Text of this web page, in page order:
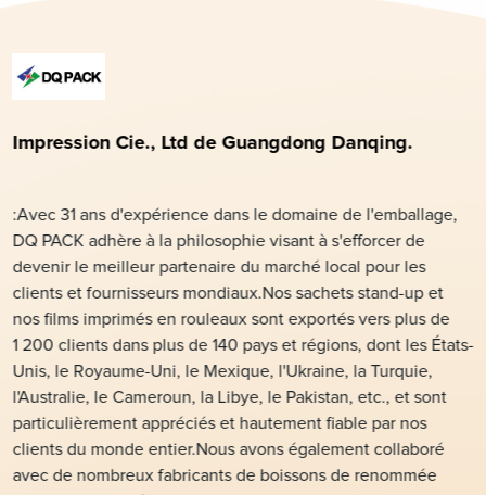
Impression Cie., Ltd de Guangdong Danqing.
:Avec 31 ans d'expérience dans le domaine de l'emballage,
DQ PACK adhère à la philosophie visant à s'efforcer de
devenir le meilleur partenaire du marché local pour les
clients et fournisseurs mondiaux.Nos sachets stand-up et
nos films imprimés en rouleaux sont exportés vers plus de
1 200 clients dans plus de 140 pays et régions, dont les États-
Unis, le Royaume-Uni, le Mexique, l'Ukraine, la Turquie,
l'Australie, le Cameroun, la Libye, le Pakistan, etc., et sont
particulièrement appréciés et hautement fiable par nos
clients du monde entier.Nous avons également collaboré
avec de nombreux fabricants de boissons de renommée